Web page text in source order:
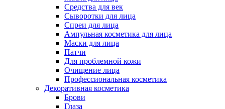
Средства для век
Сыворотки для лица
Спреи для лица
Ампульная косметика для лица
Маски для лица
Патчи
Для проблемной кожи
Очищение лица
Профессиональная косметика
Декоративная косметика
Брови
Глаза